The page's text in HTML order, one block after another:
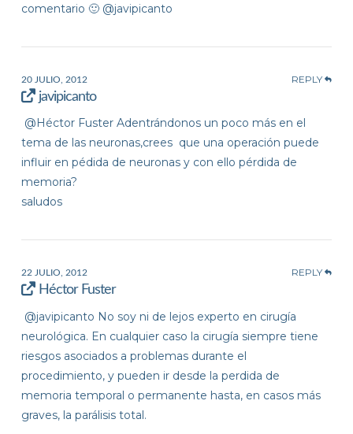
comentario 🙂 @javipicanto
20 JULIO, 2012 REPLY
javipicanto
@Héctor Fuster Adentrándonos un poco más en el
tema de las neuronas,crees que una operación puede
influir en pédida de neuronas y con ello pérdida de
memoria?
saludos
22 JULIO, 2012 REPLY
Héctor Fuster
@javipicanto No soy ni de lejos experto en cirugía
neurológica. En cualquier caso la cirugía siempre tiene
riesgos asociados a problemas durante el
procedimiento, y pueden ir desde la perdida de
memoria temporal o permanente hasta, en casos más
graves, la parálisis total.